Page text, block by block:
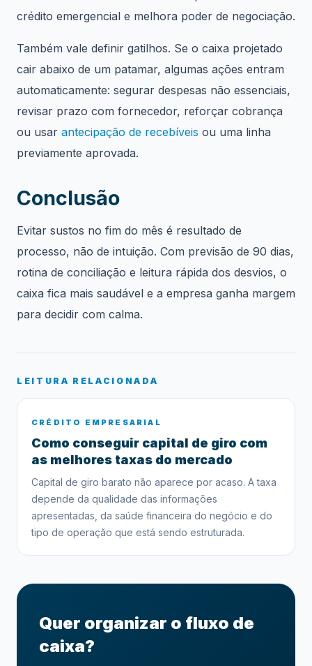
crédito emergencial e melhora poder de negociação.
Também vale definir gatilhos. Se o caixa projetado
cair abaixo de um patamar, algumas ações entram
automaticamente: segurar despesas não essenciais,
revisar prazo com fornecedor, reforçar cobrança
ou usar antecipação de recebíveis ou uma linha
previamente aprovada.
Conclusão
Evitar sustos no fim do mês é resultado de
processo, não de intuição. Com previsão de 90 dias,
rotina de conciliação e leitura rápida dos desvios, o
caixa fica mais saudável e a empresa ganha margem
para decidir com calma.
LEITURA RELACIONADA
CRÉDITO EMPRESARIAL
Como conseguir capital de giro com
as melhores taxas do mercado
Capital de giro barato não aparece por acaso. A taxa
depende da qualidade das informações
apresentadas, da saúde financeira do negócio e do
tipo de operação que está sendo estruturada.
Quer organizar o fluxo de
caixa?